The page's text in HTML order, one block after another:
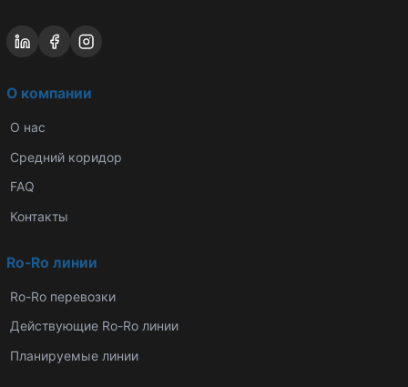
О компании
О нас
Средний коридор
FAQ
Контакты
Ro-Ro линии
Ro-Ro перевозки
Действующие Ro-Ro линии
Планируемые линии